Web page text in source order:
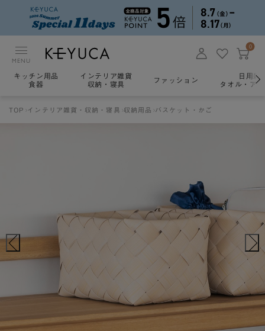
MENU
0
キッチン用品
食器
インテリア雑貨
収納・寝具
ファッション
日用雑
タオル・ア
TOP インテリア雑貨・収納・寝具 収納用品 バスケット・かご